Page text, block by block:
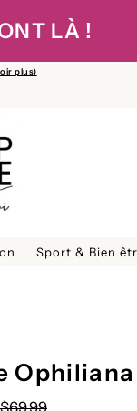
LÀ !
plus)
Sport & Bien
Ophiliana